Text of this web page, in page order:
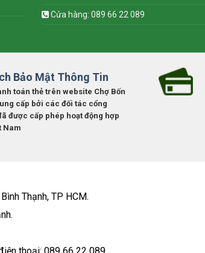
Cửa hàng: 089 66 22 089
Bảo Mật Thông Tin
toán thẻ trên website Chợ Bốn
cấp bởi các đối tác cổng
được cấp phép hoạt động hợp
Nam
Thạnh, TP HCM.